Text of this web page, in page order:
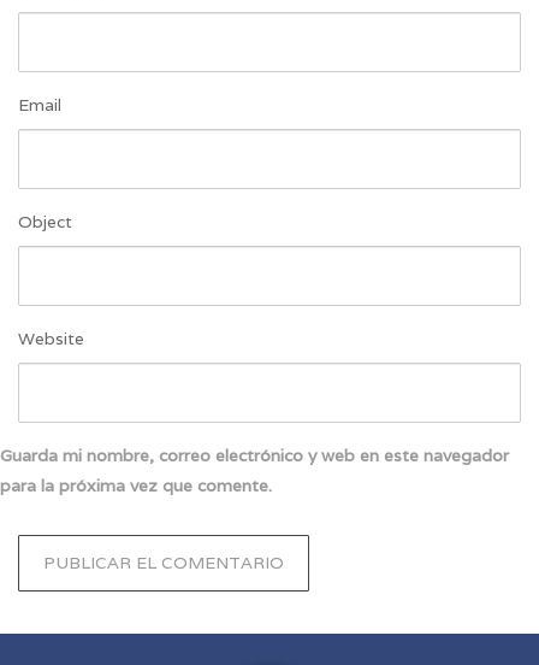
Email
Object
Website
Guarda mi nombre, correo electrónico y web en este navegador
para la próxima vez que comente.